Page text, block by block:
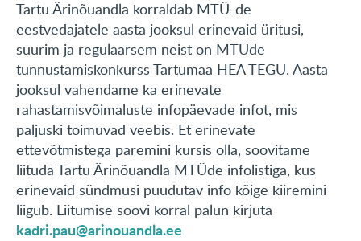
KONTAKT
English
Tartu Ärinõuandla korraldab MTÜ-de
eestvedajatele aasta jooksul erinevaid üritusi,
suurim ja regulaarsem neist on MTÜde
tunnustamiskonkurss Tartumaa HEA TEGU. Aasta
jooksul vahendame ka erinevate
rahastamisvõimaluste infopäevade infot, mis
paljuski toimuvad veebis. Et erinevate
ettevõtmistega paremini kursis olla, soovitame
liituda Tartu Ärinõuandla MTÜde infolistiga, kus
erinevaid sündmusi puudutav info kõige kiiremini
liigub. Liitumise soovi korral palun kirjuta
kadri.pau@arinouandla.ee